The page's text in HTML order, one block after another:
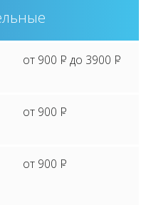
от 900 P до 3900 P
от 900 P
от 900 P